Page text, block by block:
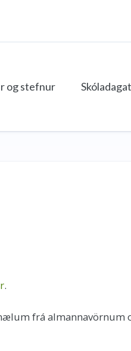
og stefnur
.
frá almannavörnum